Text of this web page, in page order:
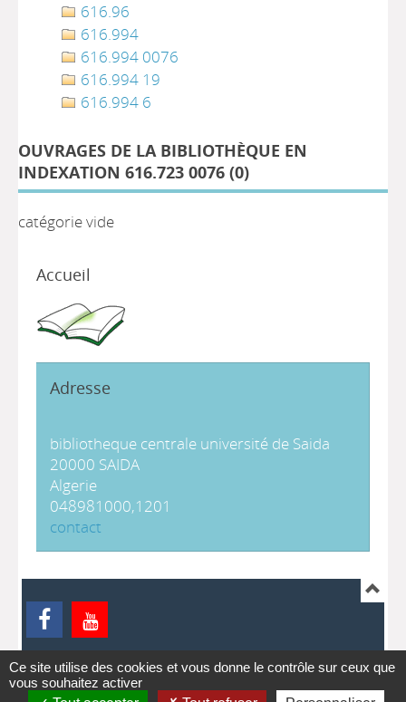
616.96
616.994
616.994 0076
616.994 19
616.994 6
OUVRAGES DE LA BIBLIOTHÈQUE EN
INDEXATION 616.723 0076 (0)
catégorie vide
Accueil
Adresse
bibliotheque centrale université de Saida
20000 SAIDA
Algerie
048981000,1201
contact
ontact pmb
Ce site utilise des cookies et vous donne le contrôle sur ceux que
vous souhaitez activer